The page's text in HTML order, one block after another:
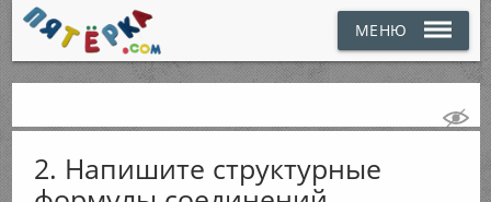
МЕНЮ
2. Напишите структурные